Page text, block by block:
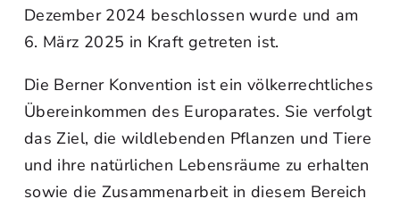
Dezember 2024 beschlossen wurde und am
6. März 2025 in Kraft getreten ist.
Die Berner Konvention ist ein völkerrechtliches
Übereinkommen des Europarates. Sie verfolgt
das Ziel, die wildlebenden Pflanzen und Tiere
und ihre natürlichen Lebensräume zu erhalten
sowie die Zusammenarbeit in diesem Bereich